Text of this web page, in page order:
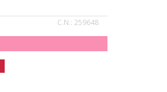
C.N.: 259648